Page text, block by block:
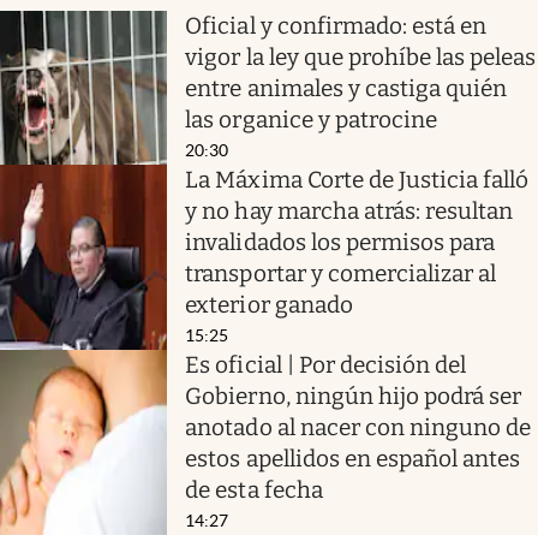
Oficial y confirmado: está en
vigor la ley que prohíbe las peleas
entre animales y castiga quién
las organice y patrocine
20:30
La Máxima Corte de Justicia falló
y no hay marcha atrás: resultan
invalidados los permisos para
transportar y comercializar al
exterior ganado
15:25
Es oficial | Por decisión del
Gobierno, ningún hijo podrá ser
anotado al nacer con ninguno de
estos apellidos en español antes
de esta fecha
14:27